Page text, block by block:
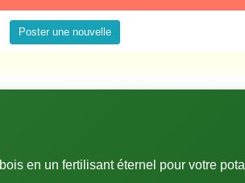
Poster une nouvelle
en un fertilisant éternel pour votre